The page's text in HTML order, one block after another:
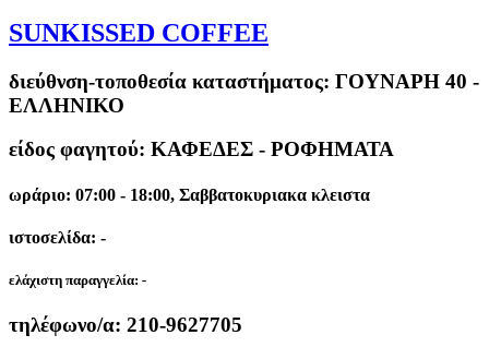
SUNKISSED COFFEE
διεύθνση-τοποθεσία καταστήματος: ΓΟΥΝΑΡΗ 40 -
ΕΛΛΗΝΙΚΟ
είδος φαγητού: ΚΑΦΕΔΕΣ - ΡΟΦΗΜΑΤΑ
ωράριο: 07:00 - 18:00, Σαββατοκυριακα κλειστα
ιστοσελίδα: -
ελάχιστη παραγγελία: -
τηλέφωνο/α: 210-9627705